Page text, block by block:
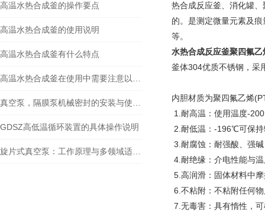
高温水热合成釜的操作要点
高温水热合成釜的使用说明
高温水热合成釜有什么特点
GDSZ高低温循环装置的具体操作说明
热合成反应釜、消化罐
的。是测定微量元素及
等。
水热合成反应釜聚四氟乙
釜体304优质不锈钢，采
内胆材质为聚四氟乙烯
1.耐高温：使用温度-
2.耐低温：-196℃可保持
3.耐腐蚀：耐强酸、强
4.耐绝缘：介电性能与
5.高润滑：固体材料中
6.不粘附：不粘附任何
7.无毒害：具有惰性，